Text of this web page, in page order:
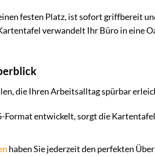
festen Platz, ist sofort griffbereit
verwandelt Ihr Büro in eine
die Ihren Arbeitsalltag spürbar
Format entwickelt, sorgt die
haben Sie jederzeit den perfekten